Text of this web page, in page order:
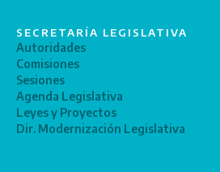
SECRETARÍA LEGISLATIVA
Autoridades
Comisiones
Sesiones
Agenda Legislativa
Leyes y Proyectos
Dir. Modernización Legislativa